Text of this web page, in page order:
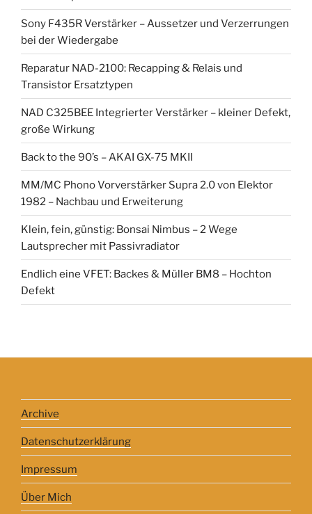
Sony F435R Verstärker – Aussetzer und Verzerrungen
bei der Wiedergabe
Reparatur NAD-2100: Recapping & Relais und
Transistor Ersatztypen
NAD C325BEE Integrierter Verstärker – kleiner Defekt,
große Wirkung
Back to the 90’s – AKAI GX-75 MKII
MM/MC Phono Vorverstärker Supra 2.0 von Elektor
1982 – Nachbau und Erweiterung
Klein, fein, günstig: Bonsai Nimbus – 2 Wege
Lautsprecher mit Passivradiator
Endlich eine VFET: Backes & Müller BM8 – Hochton
Defekt
Archive
Datenschutzerklärung
Impressum
Über Mich